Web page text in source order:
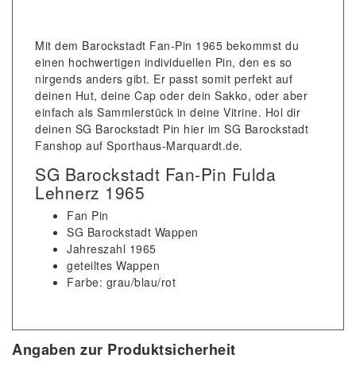
Mit dem Barockstadt Fan-Pin 1965 bekommst du
einen hochwertigen individuellen Pin, den es so
nirgends anders gibt. Er passt somit perfekt auf
deinen Hut, deine Cap oder dein Sakko, oder aber
einfach als Sammlerstück in deine Vitrine. Hol dir
deinen SG Barockstadt Pin hier im SG Barockstadt
Fanshop auf Sporthaus-Marquardt.de.
SG Barockstadt Fan-Pin Fulda
Lehnerz 1965
Fan Pin
SG Barockstadt Wappen
Jahreszahl 1965
geteiltes Wappen
Farbe: grau/blau/rot
Angaben zur Produktsicherheit